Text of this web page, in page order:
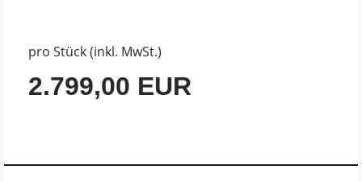
pro Stück (inkl. MwSt.)
2.799,00 EUR